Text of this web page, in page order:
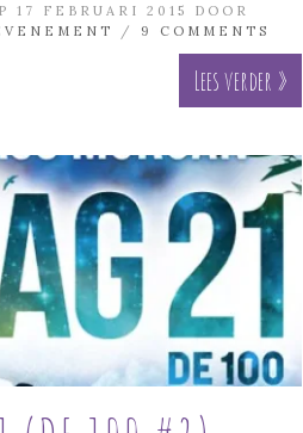
17 FEBRUARI 2015 DOOR
/ 9 COMMENTS
Lees verder »